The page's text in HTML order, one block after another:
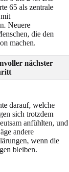
65 als zentrale
Neuere
die den
machen.
nächster
darauf, welche
sich trotzdem
anfühlten, und
andere
wenn die
bleiben.